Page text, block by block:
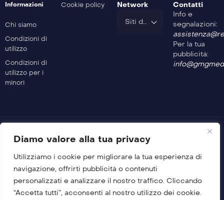
Diamo valore alla tua privacy
Utilizziamo i cookie per migliorare la tua esperienza di
navigazione, offrirti pubblicità o contenuti
personalizzati e analizzare il nostro traffico. Cliccando
“Accetta tutti”, acconsenti al nostro utilizzo dei cookie.
Informazioni
Chi siamo
Condizioni di
utilizzo
Condizioni di
utilizzo per i
minori
Cookie policy
Network
Siti del Gruppo
Contatti
Info e
segnalazioni:
Per la tua
pubblicità:
© 2026 GMG Media Company Di Mossutti Gianluca
Sede legale: Corso Umberto Maddalena 25 – Cap 83030 –
Venticano (AV)
P.IVA: 03234710642 | C.F: MSSGLC89D15L483O | REA: AV –